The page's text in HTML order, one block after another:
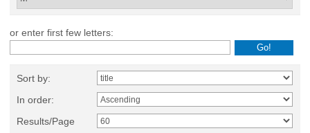
or enter first few letters:
Sort by:
In order:
Results/Page